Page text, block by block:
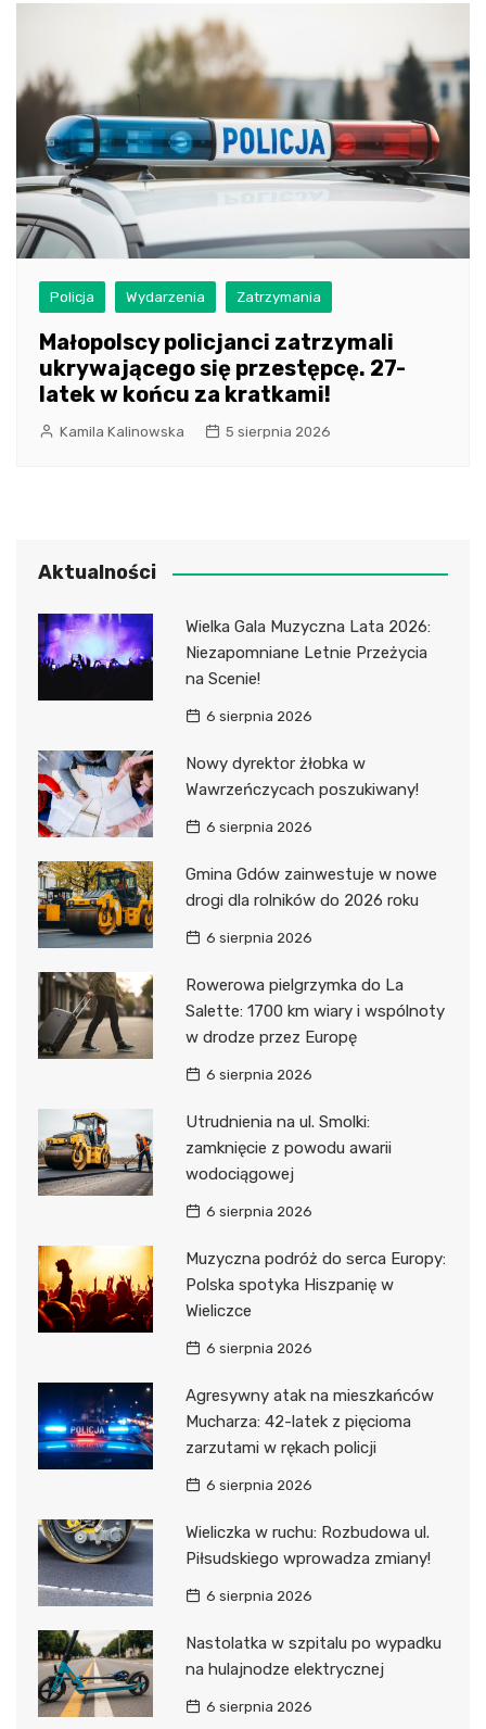
Policja Wydarzenia Zatrzymania
Małopolscy policjanci zatrzymali
ukrywającego się przestępcę. 27-
latek w końcu za kratkami!
Kamila Kalinowska 5 sierpnia 2026
Aktualności
Wielka Gala Muzyczna Lata 2026:
Niezapomniane Letnie Przeżycia
na Scenie!
6 sierpnia 2026
Nowy dyrektor żłobka w
Wawrzeńczycach poszukiwany!
6 sierpnia 2026
Gmina Gdów zainwestuje w nowe
drogi dla rolników do 2026 roku
6 sierpnia 2026
Rowerowa pielgrzymka do La
Salette: 1700 km wiary i wspólnoty
w drodze przez Europę
6 sierpnia 2026
Utrudnienia na ul. Smolki:
zamknięcie z powodu awarii
wodociągowej
6 sierpnia 2026
Muzyczna podróż do serca Europy:
Polska spotyka Hiszpanię w
Wieliczce
6 sierpnia 2026
Agresywny atak na mieszkańców
Mucharza: 42-latek z pięcioma
zarzutami w rękach policji
6 sierpnia 2026
Wieliczka w ruchu: Rozbudowa ul.
Piłsudskiego wprowadza zmiany!
6 sierpnia 2026
Nastolatka w szpitalu po wypadku
na hulajnodze elektrycznej
6 sierpnia 2026